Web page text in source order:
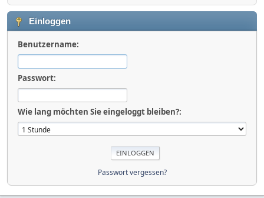
Einloggen
Benutzername:
Passwort:
Wie lang möchten Sie eingeloggt bleiben?:
Passwort vergessen?